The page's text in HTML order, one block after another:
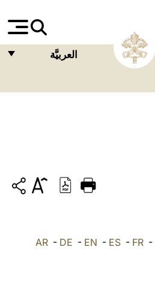
العربيَّة
DEUTSCH
العربيّة AR- DE - EN - ES- FR-